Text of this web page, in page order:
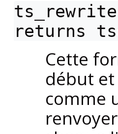
returns
Cette
début
comme